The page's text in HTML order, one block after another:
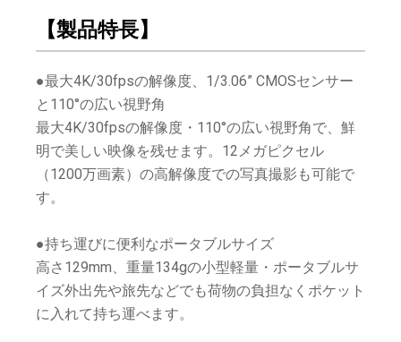
【製品特長】
●最大4K/30fpsの解像度、1/3.06” CMOSセンサー
と110°の広い視野角
最大4K/30fpsの解像度・110°の広い視野角で、鮮
明で美しい映像を残せます。12メガピクセル
（1200万画素）の高解像度での写真撮影も可能で
す。
●持ち運びに便利なポータブルサイズ
高さ129mm、重量134gの小型軽量・ポータブルサ
イズ外出先や旅先などでも荷物の負担なくポケット
に入れて持ち運べます。